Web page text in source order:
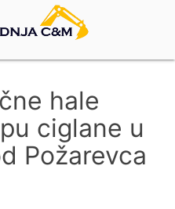
hale
ciglane u
Požarevca